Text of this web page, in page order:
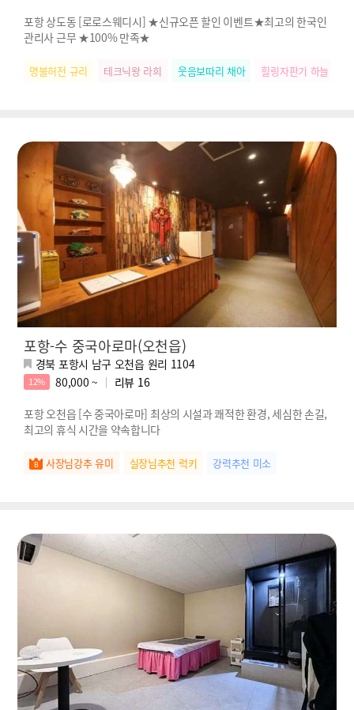
포항 상도동 [로로스웨디시] ★신규오픈 할인 이벤트★최고의 한국인
관리사 근무 ★100% 만족★
명불허전 규리 테크닉왕 라희 웃음보따리 채아 힐링자판기 하늘
포항-수 중국아로마(오천읍)
경북 포항시 남구 오천읍 원리 1104
12% 80,000 ~ 리뷰 16
포항 오천읍 [수 중국아로마] 최상의 시설과 쾌적한 환경, 세심한 손길,
최고의 휴식 시간을 약속합니다
사장님강추 유미 실장님추천 럭키 강력추천 미소